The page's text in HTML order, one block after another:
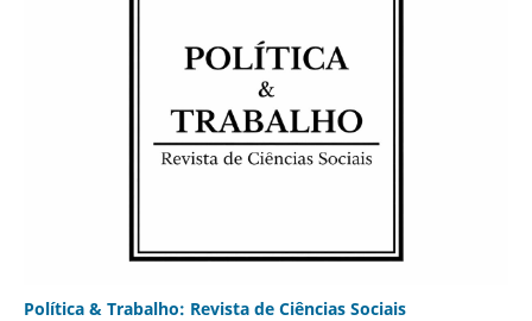
Política & Trabalho: Revista de Ciências Sociais